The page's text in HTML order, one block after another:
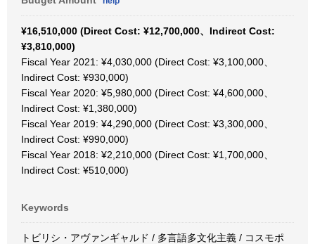
¥16,510,000 (Direct Cost: ¥12,700,000、Indirect Cost:
¥3,810,000)
Fiscal Year 2021: ¥4,030,000 (Direct Cost: ¥3,100,000、
Indirect Cost: ¥930,000)
Fiscal Year 2020: ¥5,980,000 (Direct Cost: ¥4,600,000、
Indirect Cost: ¥1,380,000)
Fiscal Year 2019: ¥4,290,000 (Direct Cost: ¥3,300,000、
Indirect Cost: ¥990,000)
Fiscal Year 2018: ¥2,210,000 (Direct Cost: ¥1,700,000、
Indirect Cost: ¥510,000)
Keywords
トビリシ・アヴァンギャルド / 多言語多文化主義 / コスモポ